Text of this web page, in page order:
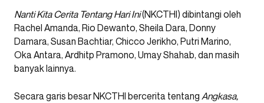
Nanti Kita Cerita Tentang Hari Ini(NKCTHI) dibintangi oleh
Rachel Amanda, Rio Dewanto, Sheila Dara, Donny
Damara, Susan Bachtiar, Chicco Jerikho, Putri Marino,
Oka Antara, Ardhitp Pramono, Umay Shahab, dan masih
banyak lainnya.
Secara garis besar NKCTHI bercerita tentang Angkasa,